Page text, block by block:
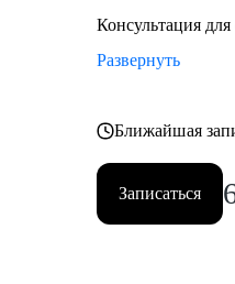
Консультация
Развернуть
Ближайшая
Записаться